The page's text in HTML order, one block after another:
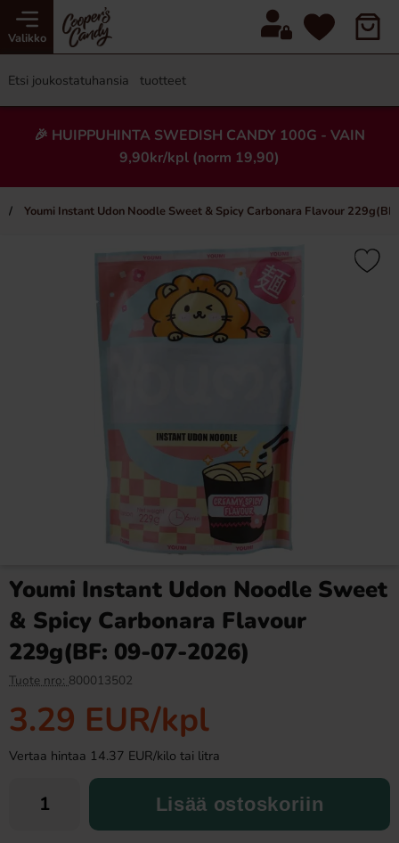
Valikko
🎉 HUIPPUHINTA SWEDISH CANDY 100G - VAIN
9,90kr/kpl (norm 19,90)
Youmi Instant Udon Noodle Sweet & Spicy Carbonara Flavour
×
Ronny & Ragge Buttcracker
Chips Korv med bröd 150g
Osta
Ramlösa Kirsikka 33cl
Youmi Instant Udon Noodle Sweet
& Spicy Carbonara Flavour
229g(BF: 09-07-2026)
Tuote nro: 800013502
3.29 EUR/kpl
Vertaa hintaa 14.37 EUR/kilo tai litra
Lisää ostoskoriin